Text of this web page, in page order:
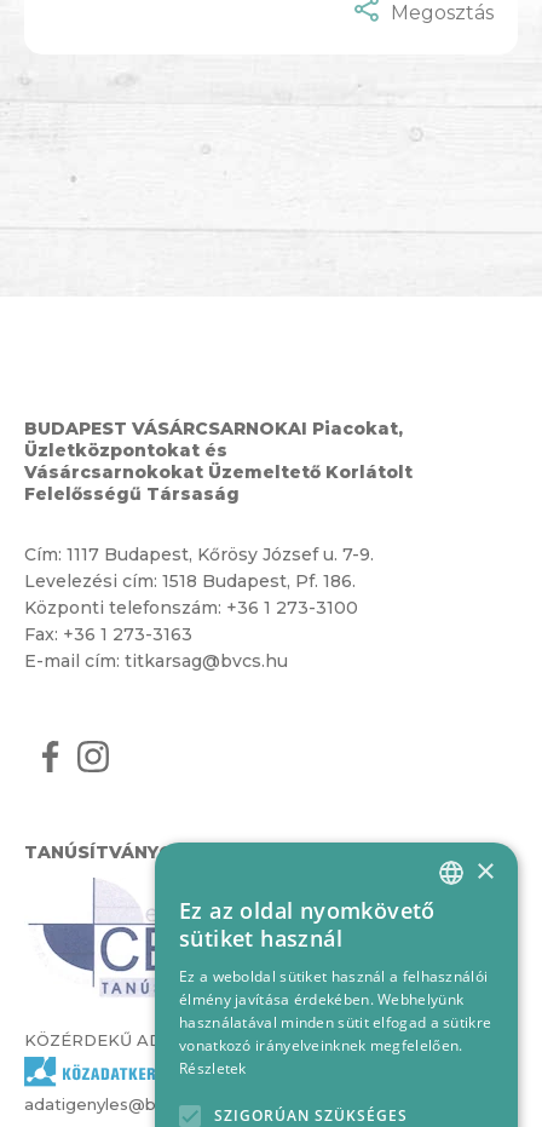
Megosztás
BUDAPEST VÁSÁRCSARNOKAI Piacokat,
Üzletközpontokat és
Vásárcsarnokokat Üzemeltető Korlátolt
Felelősségű Társaság
Cím: 1117 Budapest, Kőrösy József u. 7-9.
Levelezési cím: 1518 Budapest, Pf. 186.
Központi telefonszám: +36 1 273-3100
Fax: +36 1 273-3163
E-mail cím: titkarsag@bvcs.hu
TANÚSÍTVÁNYOK
KÖZÉRDEKŰ ADATOK
adatigenyles@bvcs.hu
HUNGARIAN
×
Ez az oldal nyomkövető
sütiket használ
Ez a weboldal sütiket használ a felhasználói
élmény javítása érdekében. Webhelyünk
használatával minden sütit elfogad a sütikre
vonatkozó irányelveinknek megfelelően.
Részletek
SZIGORÚAN SZÜKSÉGES